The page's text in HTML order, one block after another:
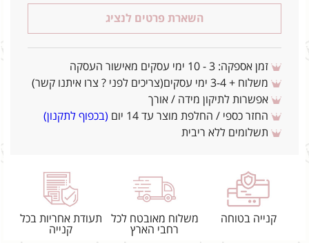
השארת פרטים לנציג
זמן אספקה: 3 - 10 ימי עסקים מאישור העסקה
משלוח + 3-4 ימי עסקים(צריכים לפני ? צרו איתנו קשר)
אפשרות לתיקון מידה / אורך
החזר כספי / החלפת מוצר עד 14 יום
(בכפוף לתקנון)
תשלומים ללא ריבית
קנייה בטוחה
משלוח מאובטח לכל
רחבי הארץ
תעודת אחריות בכל
קנייה